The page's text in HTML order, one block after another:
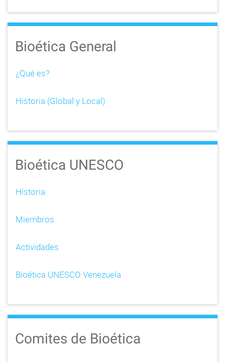
i
o
nBioética General
¿Qué es?
Historia (Global y Local)
Bioética UNESCO
Historia
Miembros
Actividades
Bioética UNESCO Venezuela
Comites de Bioética